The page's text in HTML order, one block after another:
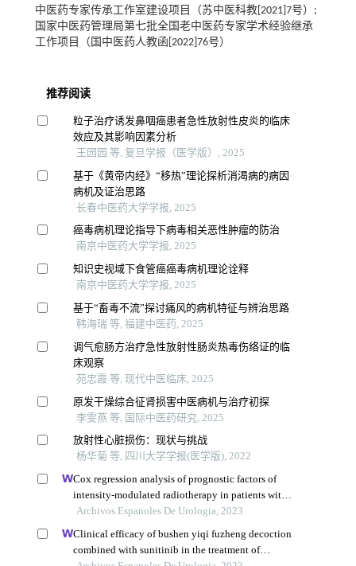
中医药专家传承工作室建设项目（苏中医科教[2021]7号）;
国家中医药管理局第七批全国老中医药专家学术经验继承
工作项目（国中医药人教函[2022]76号）